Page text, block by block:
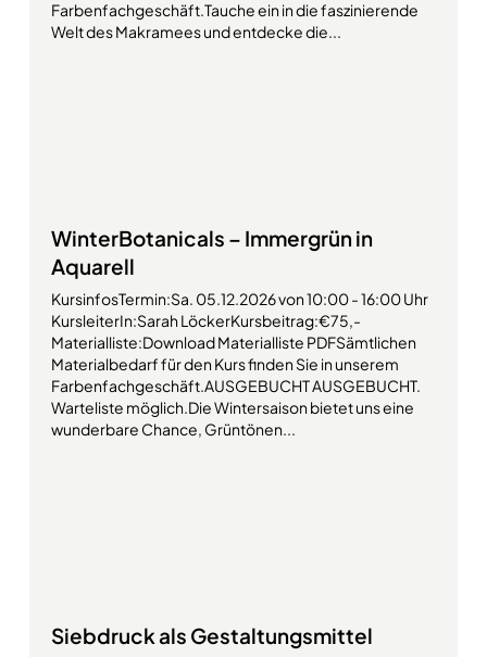
Farbenfachgeschäft.Tauche ein in die faszinierende
Welt des Makramees und entdecke die...
WinterBotanicals – Immergrün in
Aquarell
KursinfosTermin:Sa. 05.12.2026 von 10:00 - 16:00 Uhr
KursleiterIn:Sarah LöckerKursbeitrag:€75,-
Materialliste:Download Materialliste PDFSämtlichen
Materialbedarf für den Kurs finden Sie in unserem
Farbenfachgeschäft.AUSGEBUCHT AUSGEBUCHT.
Warteliste möglich.Die Wintersaison bietet uns eine
wunderbare Chance, Grüntönen...
Siebdruck als Gestaltungsmittel